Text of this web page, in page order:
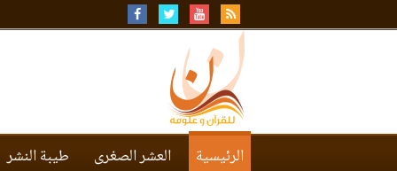
الرئيسية العشر الصغرى طيبة النشر